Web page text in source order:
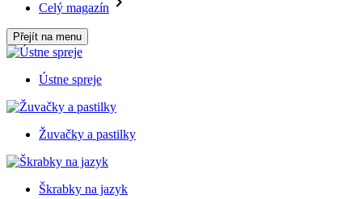
Celý magazín
Přejít na menu
Ústne spreje
Žuvačky a pastilky
Škrabky na jazyk